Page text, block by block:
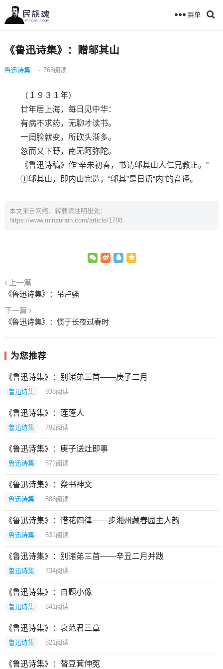
菜单
《鲁迅诗集》：赠邬其山
鲁迅诗集 · 768阅读
（１９３１年）
廿年居上海，每日见中华：
有病不求药，无聊才读书。
一阔脸就变，所砍头渐多。
忽而又下野，南无阿弥陀。
《鲁迅诗稿》作“辛未初春，书请邬其山人仁兄教正。”
①邬其山，即内山完造，“邬其”是日语“内”的音译。
本文来自网络，转载请注明出处：
https://www.minzuhun.com/article/1708
上一篇
《鲁迅诗集》：吊卢骚
下一篇
《鲁迅诗集》：惯于长夜过春时
为您推荐
《鲁迅诗集》：别诸弟三首——庚子二月
鲁迅诗集 938阅读
《鲁迅诗集》：莲蓬人
鲁迅诗集 792阅读
《鲁迅诗集》：庚子送灶即事
鲁迅诗集 872阅读
《鲁迅诗集》：祭书神文
鲁迅诗集 888阅读
《鲁迅诗集》：惜花四律——步湘州藏春园主人韵
鲁迅诗集 831 阅读
《鲁迅诗集》：别诸弟三首——辛丑二月并跋
鲁迅诗集 734阅读
《鲁迅诗集》：自题小像
鲁迅诗集 841 阅读
《鲁迅诗集》：哀范君三章
鲁迅诗集 821 阅读
《鲁迅诗集》：替豆萁伸冤